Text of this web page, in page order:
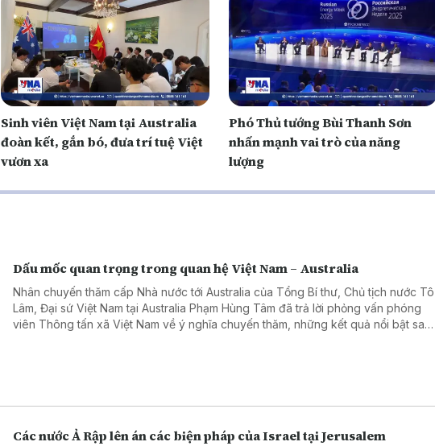
Sinh viên Việt Nam tại Australia
đoàn kết, gắn bó, đưa trí tuệ Việt
vươn xa
Phó Thủ tướng Bùi Thanh Sơn
nhấn mạnh vai trò của năng
lượng
Dấu mốc quan trọng trong quan hệ Việt Nam – Australia
Nhân chuyến thăm cấp Nhà nước tới Australia của Tổng Bí thư, Chủ tịch nước Tô
Lâm, Đại sứ Việt Nam tại Australia Phạm Hùng Tâm đã trả lời phỏng vấn phóng
viên Thông tấn xã Việt Nam về ý nghĩa chuyến thăm, những kết quả nổi bật sau
Các nước Ả Rập lên án các biện pháp của Israel tại Jerusalem